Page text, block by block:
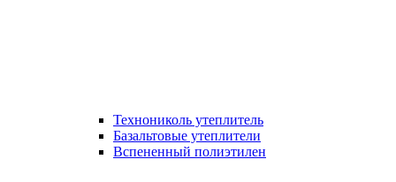
Технониколь утеплитель
Базальтовые утеплители
Вспененный полиэтилен